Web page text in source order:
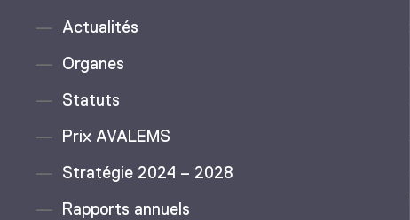
Actualités
Organes
Statuts
Prix AVALEMS
Stratégie 2024 – 2028
Rapports annuels